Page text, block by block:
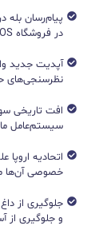
پیام‌رسان
در فروشگاه iOS
نظرسنجی‌های
افت تاریخی
سیستم‌عامل
اتحادیه
خصوصی آن‌ها
جلوگیری از
و جلوگیری